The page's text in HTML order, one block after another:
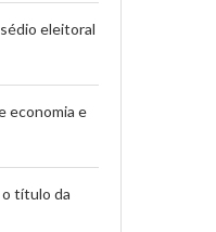
eleitoral
economia e
o título da